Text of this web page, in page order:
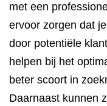
met een
ervoor zorgen dat
door potentiële
helpen bij het
beter scoort in
Daarnaast kunnen